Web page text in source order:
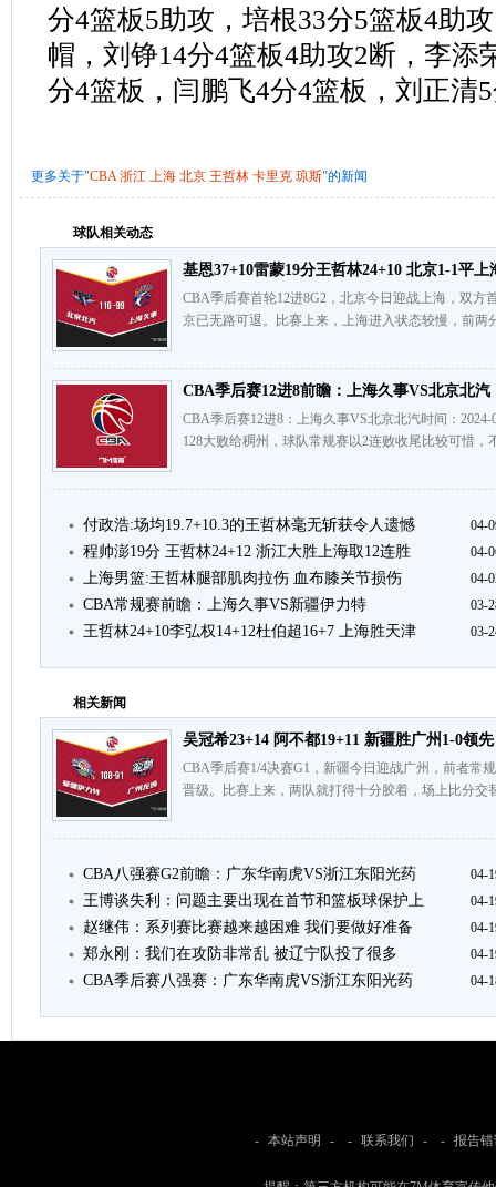
分4篮板5助攻，培根33分5篮板4助
帽，刘铮14分4篮板4助攻2断，李添
分4篮板，闫鹏飞4分4篮板，刘正清
更多关于"CBA 浙江 上海 北京 王哲林 卡里克 琼斯"的新闻
球队相关动态
基恩37+10雷蒙19分王哲林24+10 北京1-1平上
CBA季后赛首轮12进8G2，北京今日迎战上海，双方
京已无路可退。比赛上来，上海进入状态较慢，前
CBA季后赛12进8前瞻：上海久事VS北京北汽
CBA季后赛12进8：上海久事VS北京北汽时间：
128大败给稠州，球队常规赛以2连败收尾比较可惜
付政浩:场均19.7+10.3的王哲林毫无斩获令人遗憾 04-
程帅澎19分 王哲林24+12 浙江大胜上海取12连胜 04-
上海男篮:王哲林腿部肌肉拉伤 血布膝关节损伤 04-
CBA常规赛前瞻：上海久事VS新疆伊力特 03-
王哲林24+10李弘权14+12杜伯超16+7 上海胜天津 03-
相关新闻
吴冠希23+14 阿不都19+11 新疆胜广州1-0领先
CBA季后赛1/4决赛G1，新疆今日迎战广州，前者常
晋级。比赛上来，两队就打得十分胶着，场上比分
CBA八强赛G2前瞻：广东华南虎VS浙江东阳光药 04-
王博谈失利：问题主要出现在首节和篮板球保护上 04-
赵继伟：系列赛比赛越来越困难 我们要做好准备 04-
郑永刚：我们在攻防非常乱 被辽宁队投了很多 04-
CBA季后赛八强赛：广东华南虎VS浙江东阳光药 04-
- 本站声明 - - 联系我们 - - 报告